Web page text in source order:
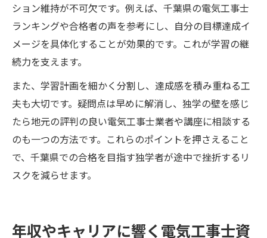
ション維持が不可欠です。例えば、千葉県の電気工事士
ランキングや合格者の声を参考にし、自分の目標達成イ
メージを具体化することが効果的です。これが学習の継
続力を支えます。
また、学習計画を細かく分割し、達成感を積み重ねる工
夫も大切です。疑問点は早めに解消し、独学の壁を感じ
たら地元の評判の良い電気工事士業者や講座に相談する
のも一つの方法です。これらのポイントを押さえること
で、千葉県での合格を目指す独学者が途中で挫折するリ
スクを減らせます。
年収やキャリアに響く電気工事士資